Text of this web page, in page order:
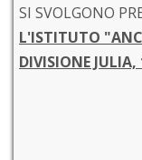
SI SVOLGONO
L'ISTITUTO
DIVISIONE